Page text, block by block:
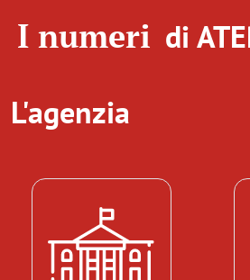
I numeri di
L'agenzia